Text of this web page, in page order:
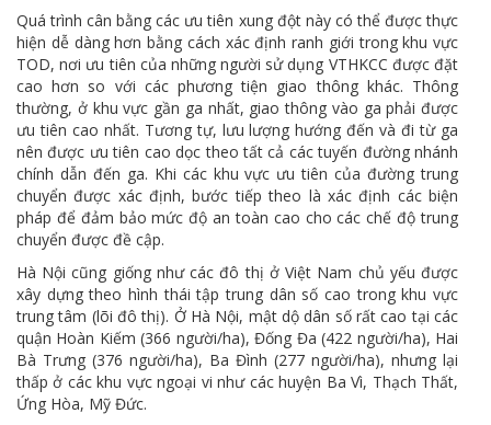
Quá trình cân bằng các ưu tiên xung đột này có thể được thực
hiện dễ dàng hơn bằng cách xác định ranh giới trong khu vực
TOD, nơi ưu tiên của những người sử dụng VTHKCC được đặt
cao hơn so với các phương tiện giao thông khác. Thông
thường, ở khu vực gần ga nhất, giao thông vào ga phải được
ưu tiên cao nhất. Tương tự, lưu lượng hướng đến và đi từ ga
nên được ưu tiên cao dọc theo tất cả các tuyến đường nhánh
chính dẫn đến ga. Khi các khu vực ưu tiên của đường trung
chuyển được xác định, bước tiếp theo là xác định các biện
pháp để đảm bảo mức độ an toàn cao cho các chế độ trung
chuyển được đề cập.
Hà Nội cũng giống như các đô thị ở Việt Nam chủ yếu được
xây dựng theo hình thái tập trung dân số cao trong khu vực
trung tâm (lõi đô thị). Ở Hà Nội, mật dộ dân số rất cao tại các
quận Hoàn Kiếm (366 người/ha), Đống Đa (422 người/ha), Hai
Bà Trưng (376 người/ha), Ba Đình (277 người/ha), nhưng lại
thấp ở các khu vực ngoại vi như các huyện Ba Vì, Thạch Thất,
Ứng Hòa, Mỹ Đức.